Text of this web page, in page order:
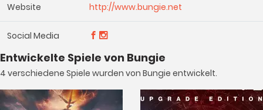
Website http://www.bungie.net
Social Media
Entwickelte Spiele von Bungie
4 verschiedene Spiele wurden von Bungie entwickelt.